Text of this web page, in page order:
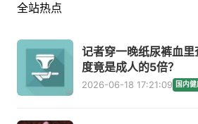
全站热点
记者穿一晚纸尿裤血
度竟是成人的5倍？
2026-06-18 17:21:09 国内健